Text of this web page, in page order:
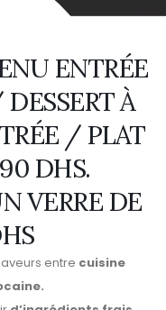
ENTRÉE
À
/ PLAT
DHS.
VERRE DE
entre cuisine